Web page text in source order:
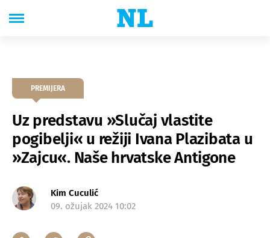
PREMIJERA
Uz predstavu »Slučaj vlastite
pogibelji« u režiji Ivana Plazibata u
»Zajcu«. Naše hrvatske Antigone
Kim Cuculić
09. ožujak 2024 10:02